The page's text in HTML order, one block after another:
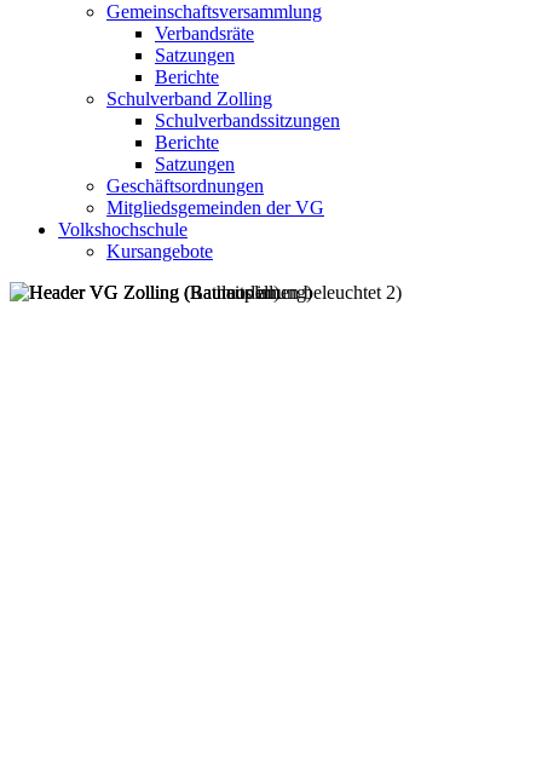
Gemeinschaftsversammlung
Verbandsräte
Satzungen
Berichte
Schulverband Zolling
Schulverbandssitzungen
Berichte
Satzungen
Geschäftsordnungen
Mitgliedsgemeinden der VG
Volkshochschule
Kursangebote